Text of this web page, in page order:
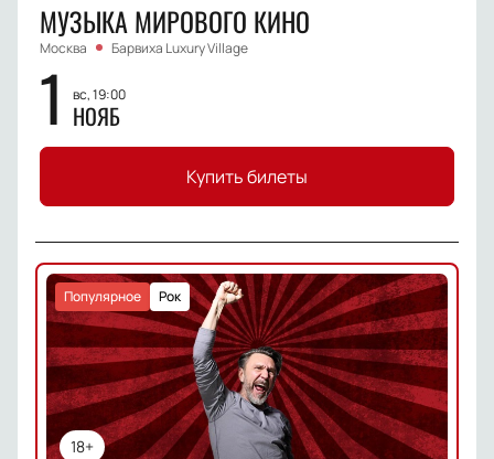
МУЗЫКА МИРОВОГО КИНО
Москва Барвиха Luxury Village
1 вс, 19:00
НОЯБ
Купить билеты
18+
Рок
Популярное